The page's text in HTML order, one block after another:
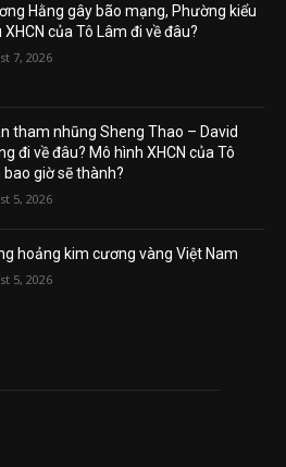
Hằng gây bão mạng, Phường kiểu
XHCN của Tô Lâm đi về đâu?
7, 2026
tham nhũng Sheng Thao – David
đi về đâu? Mô hình XHCN của Tô
bao giờ sẽ thành?
5, 2026
hoảng kim cương vàng Việt Nam
5, 2026